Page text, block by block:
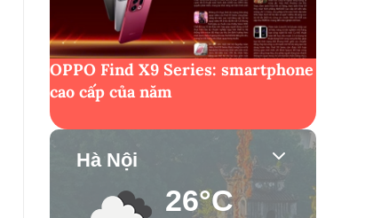
OPPO Find X9 Series: smartphone
cao cấp của năm
Hà Nội
26°C